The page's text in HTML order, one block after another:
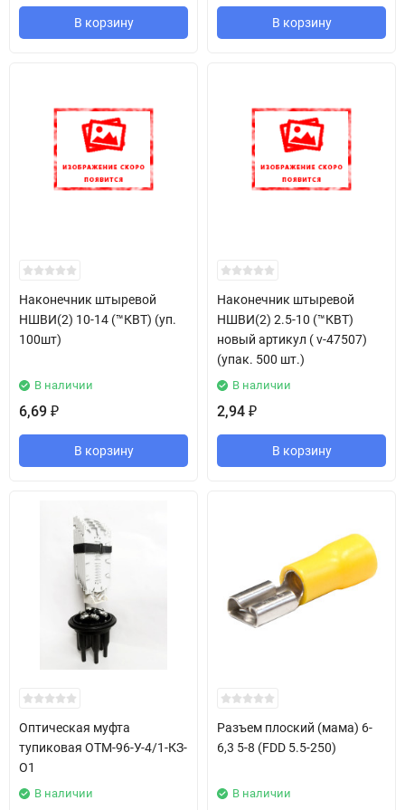
В корзину В корзину
Наконечник штыревой
НШВИ(2) 10-14 (™КВТ) (уп.
100шт)
В наличии
6,69 ₽
В корзину
Наконечник штыревой
НШВИ(2) 2.5-10 (™КВТ)
новый артикул ( v-47507)
(упак. 500 шт.)
В наличии
2,94 ₽
В корзину
Оптическая муфта
тупиковая ОТМ-96-У-4/1-КЗ-
О1
В наличии
Разъем плоский (мама) 6-
6,3 5-8 (FDD 5.5-250)
В наличии